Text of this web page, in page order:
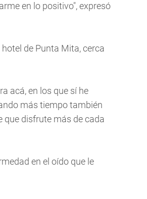
en lo positivo", expresó
de Punta Mita, cerca
acá, en los que sí he
más tiempo también
que disfrute más de cada
en el oído que le